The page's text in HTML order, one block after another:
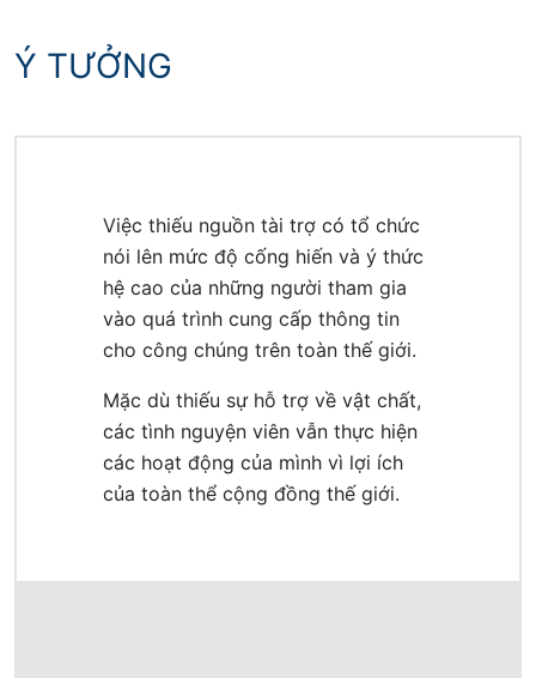
Ý TƯỞNG
Việc thiếu nguồn tài trợ có tổ chức
nói lên mức độ cống hiến và ý thức
hệ cao của những người tham gia
vào quá trình cung cấp thông tin
cho công chúng trên toàn thế giới.
Mặc dù thiếu sự hỗ trợ về vật chất,
các tình nguyện viên vẫn thực hiện
các hoạt động của mình vì lợi ích
của toàn thể cộng đồng thế giới.